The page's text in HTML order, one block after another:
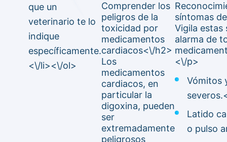
que un
veterinario te lo
indique
específicamente.
<\/li><\/ol>
Comprender los
peligros de la
toxicidad por
medicamentos
cardiacos<\/h2>
Los
medicamentos
cardiacos, en
particular la
digoxina, pueden
ser
extremadamente
peligrosos
síntomas
Vigila estas
alarma de
<\/p>
Vómitos
Latido
o pulso